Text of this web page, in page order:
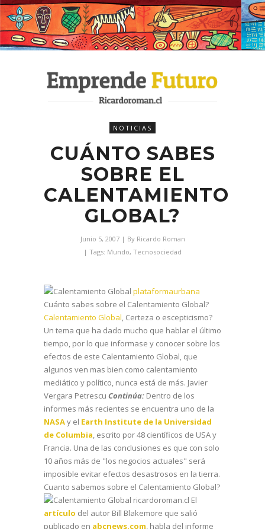
NOTICIAS
CUÁNTO SABES
SOBRE EL
CALENTAMIENTO
GLOBAL?
Junio 5, 2007 | By Ricardo Roman
| Tags: Mundo, Tecnosociedad
plataformaurbana
Cuánto sabes sobre el Calentamiento Global?
Calentamiento Global, Certeza o escepticismo?
Un tema que ha dado mucho que hablar el último
tiempo, por lo que informase y conocer sobre los
efectos de este Calentamiento Global, que
algunos ven mas bien como calentamiento
mediático y político, nunca está de más. Javier
Vergara Petrescu Continúa: Dentro de los
informes más recientes se encuentra uno de la
NASAy el Earth Institute de la Universidad
de Columbia, escrito por 48 científicos de USA y
Francia. Una de las conclusiones es que con solo
10 años más de "los negocios actuales" será
imposible evitar efectos desastrosos en la tierra.
Cuanto sabemos sobre el Calentamiento Global?
El
artículo del autor Bill Blakemore que salió
publicado en abcnews.com, habla del informe